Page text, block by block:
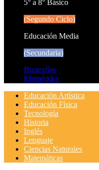
5° a 8° Básico
(Segundo Ciclo)
Educación Media
(Secundaria)
Biografías
Efemérides
Educación Artística
Educación Física
Tecnología
Historia
Inglés
Lenguaje
Ciencias Naturales
Matemáticas